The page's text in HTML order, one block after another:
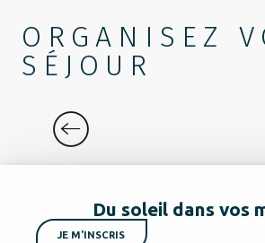
ORGANISEZ
SÉJOUR
Du soleil dans vos
JE M'INSCRIS